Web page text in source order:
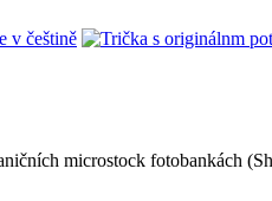
microstock fotobankách